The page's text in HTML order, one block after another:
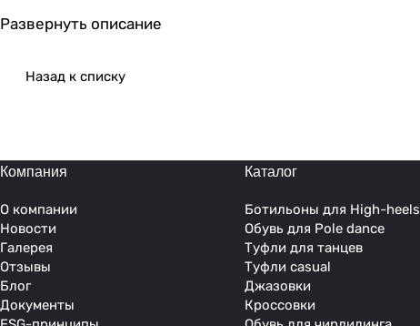
Развернуть описание
Назад к списку
Компания
О компании
Новости
Галерея
Отзывы
Блог
Документы
Каталог
Ботильоны для High-heels
Обувь для Pole dance
Туфли для танцев
Туфли casual
Джазовки
Кроссовки